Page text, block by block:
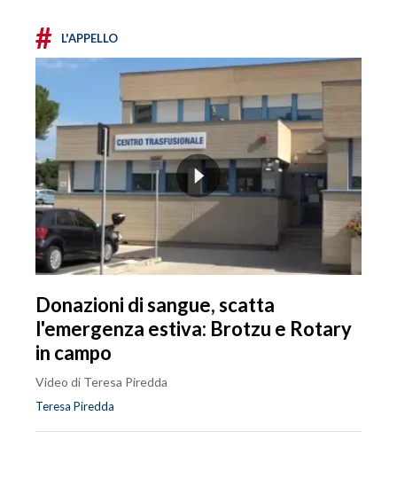
# L'APPELLO
Donazioni di sangue, scatta
l'emergenza estiva: Brotzu e Rotary
in campo
Video di Teresa Piredda
Teresa Piredda